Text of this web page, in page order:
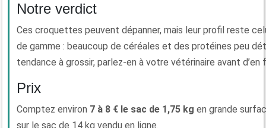
Notre verdict
Ces croquettes peuvent dépanner, mais leur profil reste
de gamme : beaucoup de céréales et des protéines peu
tendance à grossir, parlez-en à votre vétérinaire avant d’en
Prix
Comptez environ 7 à 8 € le sac de 1,75 kg en grande
sur le sac de 14 kg vendu en ligne.